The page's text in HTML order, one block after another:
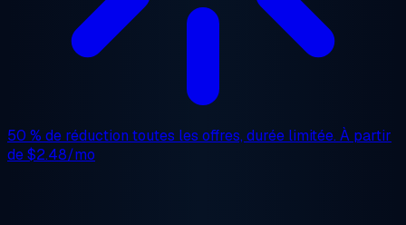
50 % de réduction toutes les offres, durée limitée. À partir
de$2.48/mo